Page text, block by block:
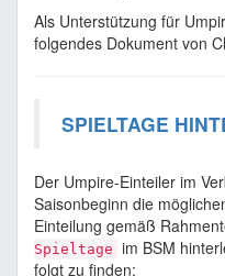
Als Unterstützung für
folgendes Dokument von
SPIELTAGE
Der Umpire-Einteiler im
Saisonbeginn die
Einteilung gemäß
Spieltage im BSM
folgt zu finden: